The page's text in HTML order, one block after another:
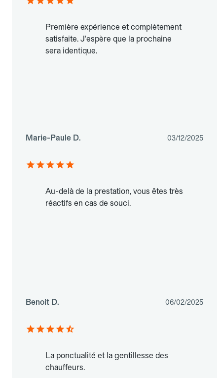
Première expérience et complètement
satisfaite. J'espère que la prochaine
sera identique.
Marie-Paule D. 03/12/2025
Au-delà de la prestation, vous êtes très
réactifs en cas de souci.
Benoit D. 06/02/2025
La ponctualité et la gentillesse des
chauffeurs.